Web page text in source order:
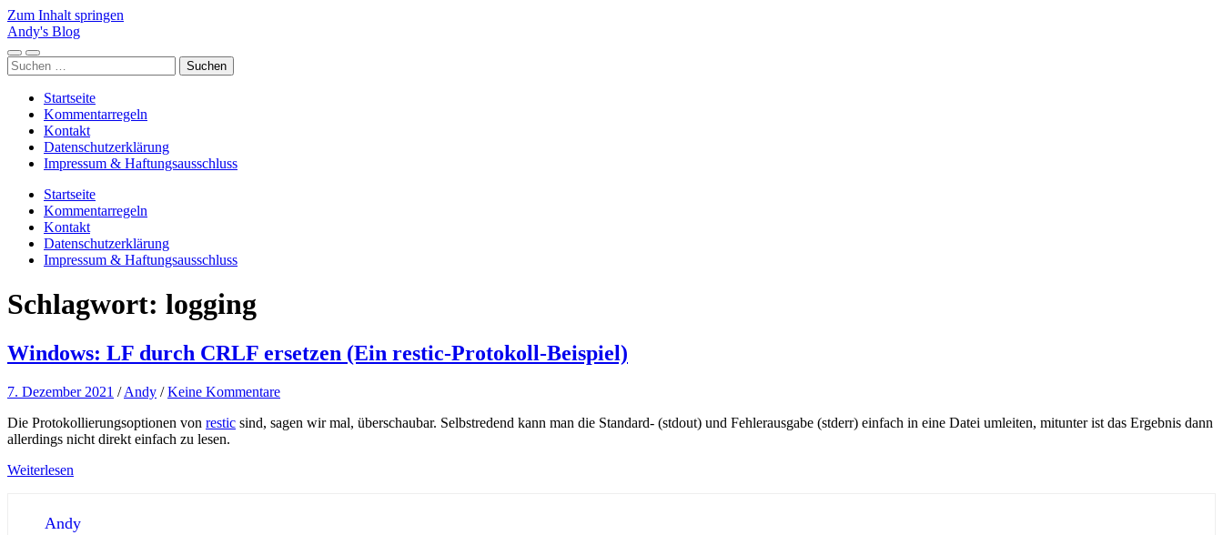
Zum Inhalt springen
Andy's Blog
Mobile-
Menü
Suchfeld
ein-/ausblenden
Suchen
nach:
Startseite
Kommentarregeln
Kontakt
Datenschutzerklärung
Impressum & Haftungsausschluss
Startseite
Kommentarregeln
Kontakt
Datenschutzerklärung
Impressum & Haftungsausschluss
Schlagwort: logging
Windows: LF durch CRLF ersetzen (Ein restic-Protokoll-Beispiel)
7. Dezember 2021 /Andy /Keine Kommentare
Die Protokollierungsoptionen von restic sind, sagen wir mal, überschaubar. Selbstredend kann man die Standard- (stdout) und Fehlerausgabe (stderr) einfach in eine Datei umleiten, mitunter ist das Ergebnis dann
allerdings nicht direkt einfach zu lesen.
Weiterlesen
Andy